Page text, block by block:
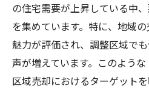
の住宅需要が上昇している中
を集めています。特に、地域
魅力が評価され、調整区域で
声が増えています。このよう
区域売却におけるターゲット